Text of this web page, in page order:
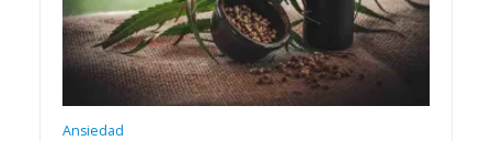
Ansiedad